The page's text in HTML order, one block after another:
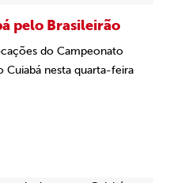
pelo Brasileirão
do Campeonato
Cuiabá nesta quarta-feira